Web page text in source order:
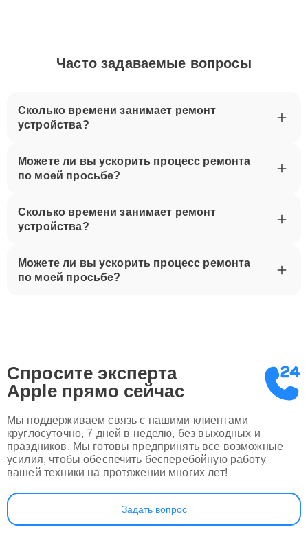
Часто задаваемые вопросы
Сколько времени занимает ремонт
устройства?
Можете ли вы ускорить процесс ремонта
по моей просьбе?
Сколько времени занимает ремонт
устройства?
Можете ли вы ускорить процесс ремонта
по моей просьбе?
Спросите эксперта
Apple прямо сейчас
Мы поддерживаем связь с нашими клиентами
круглосуточно, 7 дней в неделю, без выходных и
праздников. Мы готовы предпринять все возможные
усилия, чтобы обеспечить бесперебойную работу
вашей техники на протяжении многих лет!
Задать вопрос